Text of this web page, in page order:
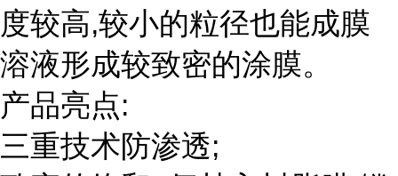
度较高,较小的粒径也能成膜
溶液形成较致密的涂膜。
产品亮点:
三重技术防渗透;